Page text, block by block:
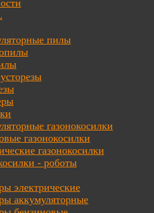
пилы
газонокосилки
газонокосилки
газонокосилки
- роботы
электрические
аккумуляторные